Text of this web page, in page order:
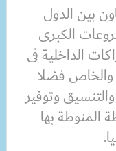
بين الدول
الكبرى
الداخلية فى
والخاص فضلا
وتوفير
المنوطة بها